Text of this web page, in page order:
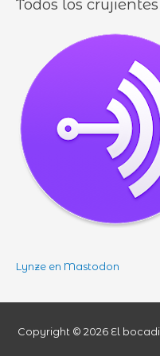
Todos los
Lynze en Mastodon
Copyright © 2026 El